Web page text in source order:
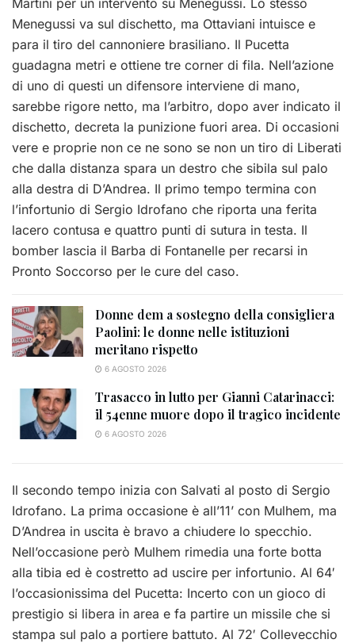
Menegussi va sul dischetto, ma Ottaviani intuisce e
para il tiro del cannoniere brasiliano. Il Pucetta
guadagna metri e ottiene tre corner di fila. Nell’azione
di uno di questi un difensore interviene di mano,
sarebbe rigore netto, ma l’arbitro, dopo aver indicato il
dischetto, decreta la punizione fuori area. Di occasioni
vere e proprie non ce ne sono se non un tiro di Liberati
che dalla distanza spara un destro che sibila sul palo
alla destra di D’Andrea. Il primo tempo termina con
l’infortunio di Sergio Idrofano che riporta una ferita
lacero contusa e quattro punti di sutura in testa. Il
bomber lascia il Barba di Fontanelle per recarsi in
Pronto Soccorso per le cure del caso.
Donne dem a sostegno della consigliera
Paolini: le donne nelle istituzioni
meritano rispetto
6 AGOSTO 2026
Trasacco in lutto per Gianni Catarinacci:
il 54enne muore dopo il tragico incidente
6 AGOSTO 2026
Il secondo tempo inizia con Salvati al posto di Sergio
Idrofano. La prima occasione è all’11’ con Mulhem, ma
D’Andrea in uscita è bravo a chiudere lo specchio.
Nell’occasione però Mulhem rimedia una forte botta
alla tibia ed è costretto ad uscire per infortunio. Al 64′
l’occasionissima del Pucetta: Incerto con un gioco di
prestigio si libera in area e fa partire un missile che si
stampa sul palo a portiere battuto. Al 72′ Collevecchio